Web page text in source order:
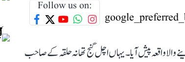
Follow us on:
والا واقعہ پیش آیا۔ یہاں اچل گنج تھانہ حلقہ کے صاحب